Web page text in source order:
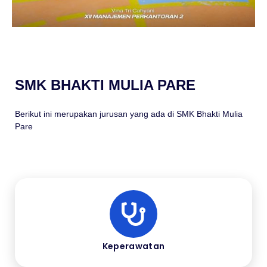
SMK BHAKTI MULIA PARE
Berikut ini merupakan jurusan yang ada di SMK Bhakti Mulia
Pare
Keperawatan